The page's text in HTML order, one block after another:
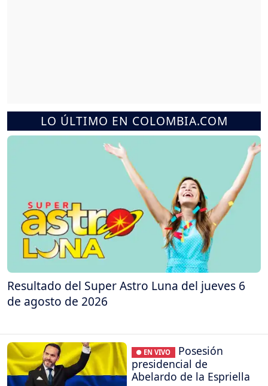
LO ÚLTIMO EN COLOMBIA.COM
Resultado del Super Astro Luna del jueves 6
de agosto de 2026
● EN VIVO
Posesión
presidencial de
Abelardo de la Espriella